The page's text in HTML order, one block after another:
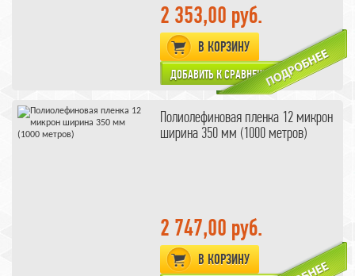
2 353,00 руб.
В КОРЗИНУ
Полиолефиновая пленка 12 микрон
ширина 350 мм (1000 метров)
2 747,00 руб.
В КОРЗИНУ